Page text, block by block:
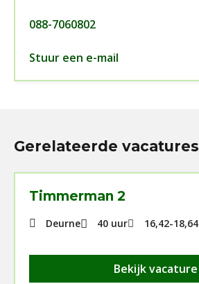
088-7060802
Stuur een e-mail
Gerelateerde vacatures
Timmerman 2
Deurne 40 uur 16,42-18,64
Bekijk vacature